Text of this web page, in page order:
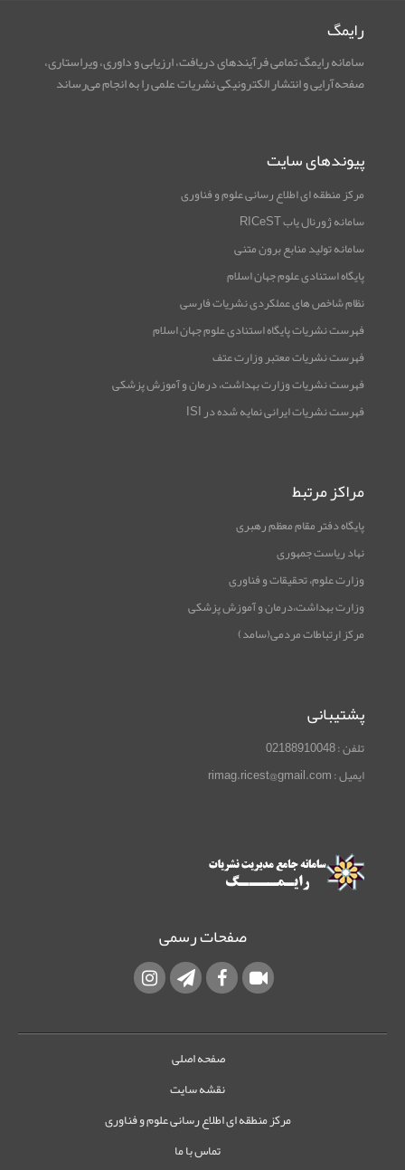
رایمگ
سامانه رایمگ تمامی فرآیندهای دریافت، ارزیابی و داوری، ویراستاری،
صفحه‌آرایی و انتشار الکترونیکی نشریات علمی را به انجام می‌رساند
پیوندهای سایت
مرکز منطقه ای اطلاع رسانی علوم و فناوری
سامانه ژورنال یاب RICeST
سامانه تولید منابع برون متنی
پایگاه استنادی علوم جهان اسلام
نظام شاخص های عملکردی نشریات فارسی
فهرست نشریات پایگاه استنادی علوم جهان اسلام
فهرست نشریات معتبر وزارت عتف
فهرست نشریات وزارت بهداشت، درمان و آموزش پزشکی
فهرست نشریات ایرانی نمایه شده در ISI
مراکز مرتبط
پایگاه دفتر مقام معظم رهبری
نهاد ریاست جمهوری
وزارت علوم، تحقیقات و فناوری
وزارت بهداشت،درمان و آموزش پزشکی
مرکز ارتباطات مردمی(سامد)
پشتیبانی
تلفن : 02188910048
ایمیل : rimag.ricest@gmail.com
صفحات رسمی
صفحه اصلی
نقشه سایت
مرکز منطقه ای اطلاع رسانی علوم و فناوری
تماس با ما